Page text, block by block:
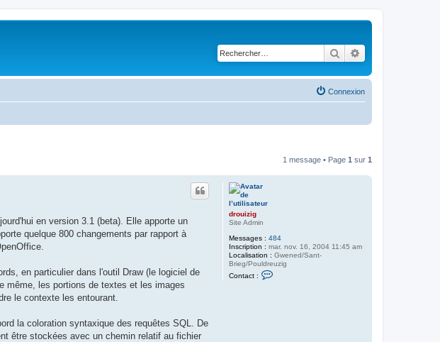
Rechercher
Connexion
1 message • Page 1 sur 1
drouizig
Site Admin
Messages : 484
Inscription : mar. nov. 16, 2004 11:45 am
Localisation : Gwened/Sant-
Brieg/Pouldreuzig
Contact :
en version 3.1 (beta). Elle apporte un
quelque 800 changements par rapport à
en particulier dans l'outil Draw (le logiciel de
même, les portions de textes et les images
le contexte les entourant.
la coloration syntaxique des requêtes SQL. De
être stockées avec un chemin relatif au fichier